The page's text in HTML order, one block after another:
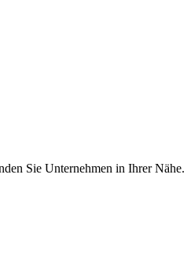
Sie Unternehmen in Ihrer Nähe.